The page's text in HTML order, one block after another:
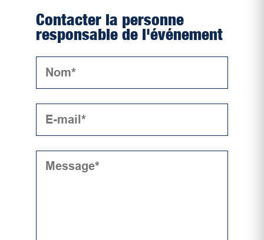
Contacter la personne
responsable de l'événement